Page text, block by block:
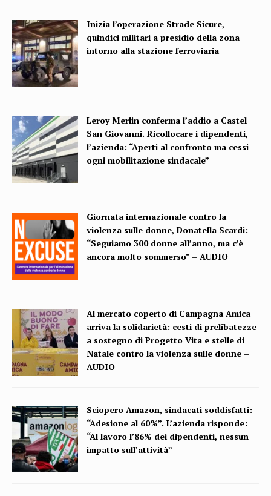
Inizia l’operazione Strade Sicure,
quindici militari a presidio della zona
intorno alla stazione ferroviaria
Leroy Merlin conferma l’addio a Castel
San Giovanni. Ricollocare i dipendenti,
l’azienda: “Aperti al confronto ma cessi
ogni mobilitazione sindacale”
Giornata internazionale contro la
violenza sulle donne, Donatella Scardi:
“Seguiamo 300 donne all’anno, ma c’è
ancora molto sommerso” – AUDIO
Al mercato coperto di Campagna Amica
arriva la solidarietà: cesti di prelibatezze
a sostegno di Progetto Vita e stelle di
Natale contro la violenza sulle donne –
AUDIO
Sciopero Amazon, sindacati soddisfatti:
“Adesione al 60%”. L’azienda risponde:
“Al lavoro l’86% dei dipendenti, nessun
impatto sull’attività”